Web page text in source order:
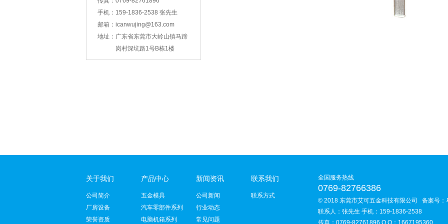
智能锁壳冲压
支架冲压
手机： 159-1836-2538 张先生
邮箱： icanwujing@163.com
地址： 广东省东莞市大岭山镇马蹄
岗村深坑路1号B栋1楼
关于我们
公司简介
厂房设备
荣誉资质
产品中心
五金模具
汽车零部件系列
电脑机箱系列
新闻资讯
公司新闻
行业动态
常见问题
联系我们
联系方式
全国服务热线
0769-82766386
© 2018 东莞市艾可五金科技有限公司 备案号：
联系人：张先生 手机：159-1836-2538
传真：0769-82761896 Q Q：1667195360